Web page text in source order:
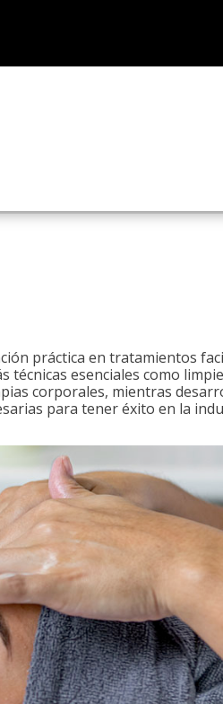
práctica en tratamientos
esenciales como
corporales, mientras
para tener éxito en la